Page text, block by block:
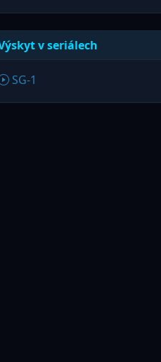
v seriálech
SG-1